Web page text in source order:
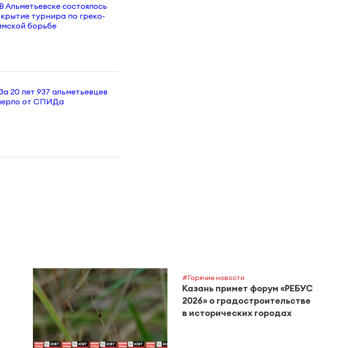
#Горячие новости
Казань примет форум «РЕБУС
2026» о градостроительстве
в исторических городах